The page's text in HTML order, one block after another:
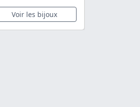
Voir les bijoux